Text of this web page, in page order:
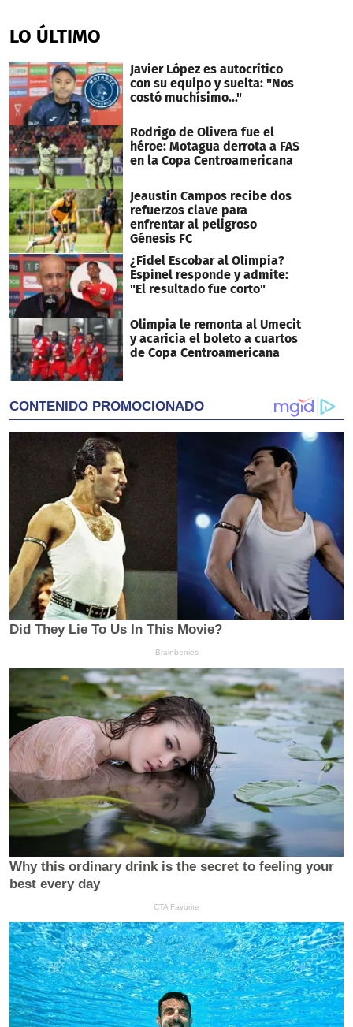
of
3
33
seconds
LO ÚLTIMO
Javier López es autocrítico
con su equipo y suelta: "Nos
costó muchísimo..."
Rodrigo de Olivera fue el
héroe: Motagua derrota a FAS
en la Copa Centroamericana
Jeaustin Campos recibe dos
refuerzos clave para
enfrentar al peligroso
Génesis FC
¿Fidel Escobar al Olimpia?
Espinel responde y admite:
"El resultado fue corto"
Olimpia le remonta al Umecit
y acaricia el boleto a cuartos
de Copa Centroamericana